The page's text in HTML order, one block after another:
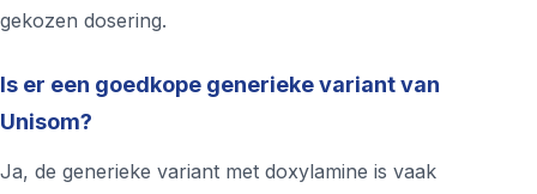
gekozen dosering.
Is er een goedkope generieke variant van
Unisom?
Ja, de generieke variant met doxylamine is vaak